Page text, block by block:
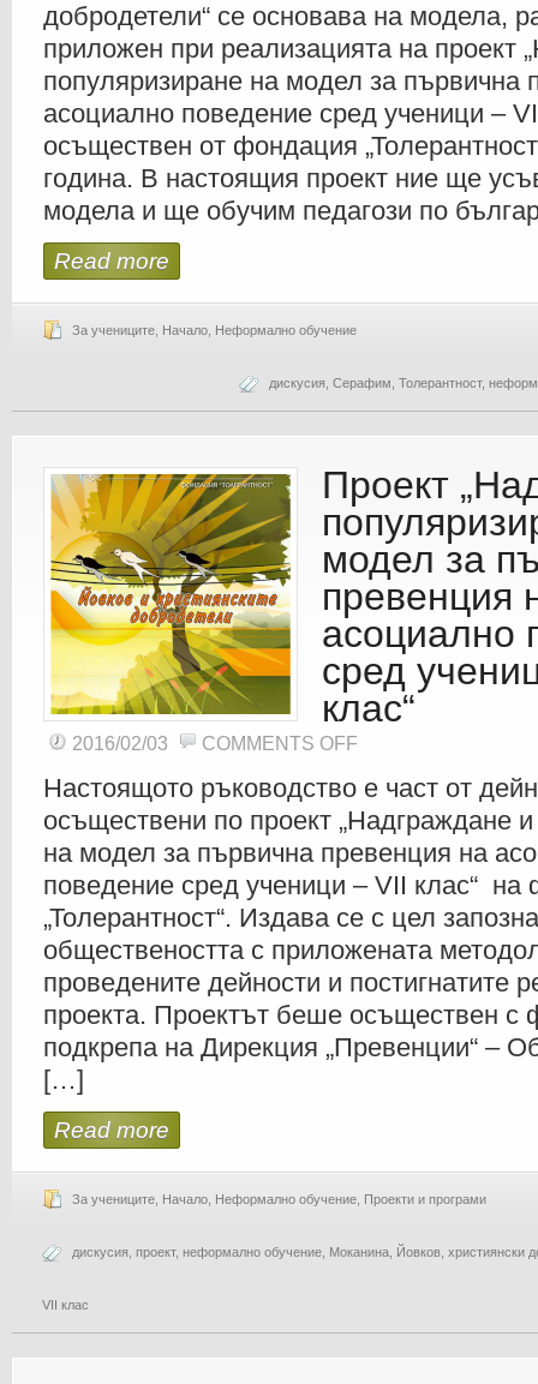
добродетели“ се основава на модела,
приложен при реализацията на проект
популяризиране на модел за първична
асоциално поведение сред ученици –
осъществен от фондация
година. В настоящия проект ние ще
модела и ще обучим педагози по
Read more
За учениците Начало Неформално обучение
дискусия Серафим Толерантност,
Проект
модел за
превенция
асоциално
сред
клас“
2016/02/03 COMMENTS OFF
ПОПУЛЯРИЗИРАНЕ
МОДЕЛ
ЗА
ПРЕВЕНЦИЯ
АСОЦИАЛНО
ПОВЕДЕНИЕ
СРЕД
УЧЕНИЦИ
VII
КЛАС“
Настоящото ръководство е част от
осъществени по проект „Надграждане
на модел за първична превенция на
поведение сред ученици – VII клас“ на
„Толерантност“. Издава се с цел
обществеността с приложената
проведените дейности и постигнатите
проекта. Проектът беше осъществен с
подкрепа на Дирекция „Превенции“ –
[…]
Read more
За учениците Начало Неформално обучение Проекти и програми
дискусия проект, неформално обучение Моканина Йовков християнски
VII клас